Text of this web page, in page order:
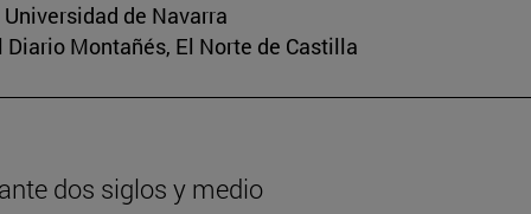
de Navarra
Diario Montañés, El Norte de Castilla
dos siglos y medio